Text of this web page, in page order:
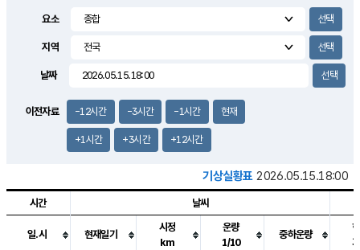
0.0m/s
요소
지역
날짜
이전자료 -12시간 -3시간 -1시간 현재
+1시간 +3시간 +12시간
기상실황표 2026.05.15.18:00
시간 날씨
일.시 현재일기
시정
km
운량
1/10
중하운량